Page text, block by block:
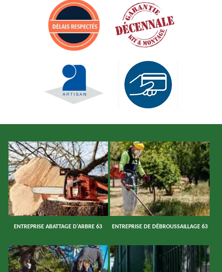
ENTREPRISE ABATTAGE D'ARBRE 63 ENTREPRISE DE DÉBROUSSAILLAGE 63